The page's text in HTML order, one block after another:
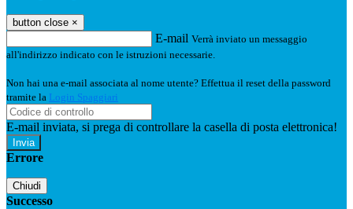
button close ×
E-mail Verrà inviato un messaggio
all'indirizzo indicato con le istruzioni necessarie.
Non hai una e-mail associata al nome utente? Effettua il reset della password
tramite la Login Spaggiari
E-mail inviata, si prega di controllare la casella di posta elettronica!
Errore
Chiudi
Successo